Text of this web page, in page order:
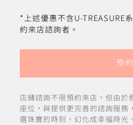
*上述優惠不含U-TREASURE
約來店諮詢者。
預
店鋪諮詢不限預約來店，但由於
座位，與提供更完善的諮詢服務
選珠寶的時刻，幻化成幸福時光。